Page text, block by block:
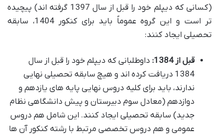
(کسانی که دیپلم خود را قبل از سال 1397 گرفته اند) پیچیده
تر است و این گروه عموماً باید برای کنکور 1404، سابقه
تحصیلی ایجاد کنند:
قبل از 1384:
داوطلبانی که دیپلم خود را قبل از سال
1384 دریافت کرده اند و هیچ سابقه تحصیلی نهایی
ندارند، باید برای کلیه دروس نهایی پایه های یازدهم و
دوازدهم (معادل سوم دبیرستان و پیش دانشگاهی نظام
جدید) سابقه تحصیلی ایجاد کنند. این شامل هم دروس
عمومی و هم دروس تخصصی مرتبط با رشته کنکور آن ها